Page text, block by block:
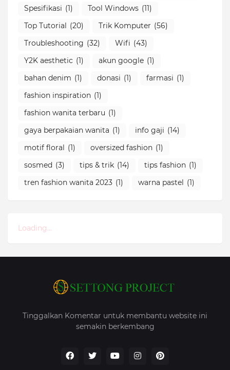
Spesifikasi (1) Tool Windows (11)
Top Tutorial (20) Trik Komputer (56)
Troubleshooting (32) Wifi (43)
Y2K aesthetic (1) akun google (1)
bahan denim (1) donasi (1) farmasi (1)
fashion inspiration (1)
fashion wanita terbaru (1)
gaya berpakaian wanita (1) info gaji (14)
motif floral (1) oversized fashion (1)
sosmed (3) tips & trik (14) tips fashion (1)
tren fashion wanita 2023 (1) warna pastel (1)
Loading...
Tinggalkan Komentar untuk membantu website ini
semakin berkembang